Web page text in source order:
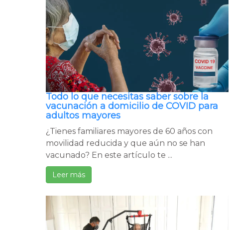
Todo lo que necesitas saber sobre la
vacunación a domicilio de COVID para
adultos mayores
¿Tienes familiares mayores de 60 años con
movilidad reducida y que aún no se han
vacunado? En este artículo te ...
Leer más